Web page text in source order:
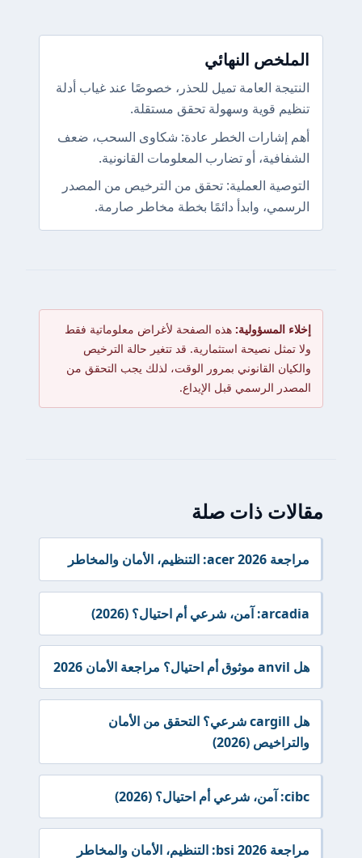
الملخص النهائي
النتيجة العامة تميل للحذر، خصوصًا عند غياب أدلة
تنظيم قوية وسهولة تحقق مستقلة.
أهم إشارات الخطر عادة: شكاوى السحب، ضعف
الشفافية، أو تضارب المعلومات القانونية.
التوصية العملية: تحقق من الترخيص من المصدر
الرسمي، وابدأ دائمًا بخطة مخاطر صارمة.
إخلاء المسؤولية: هذه الصفحة لأغراض معلوماتية فقط
ولا تمثل نصيحة استثمارية. قد تتغير حالة الترخيص
والكيان القانوني بمرور الوقت، لذلك يجب التحقق من
المصدر الرسمي قبل الإيداع.
مقالات ذات صلة
مراجعة acer 2026: التنظيم، الأمان والمخاطر
arcadia: آمن، شرعي أم احتيال؟ (2026)
هل anvil موثوق أم احتيال؟ مراجعة الأمان 2026
هل cargill شرعي؟ التحقق من الأمان
والتراخيص (2026)
cibc: آمن، شرعي أم احتيال؟ (2026)
مراجعة bsi 2026: التنظيم، الأمان والمخاطر